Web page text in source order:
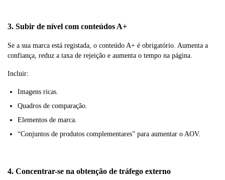
3. Subir de nível com conteúdos A+
Se a sua marca está registada, o conteúdo A+ é obrigatório. Aumenta a
confiança, reduz a taxa de rejeição e aumenta o tempo na página.
Incluir:
Imagens ricas.
Quadros de comparação.
Elementos de marca.
“Conjuntos de produtos complementares” para aumentar o AOV.
4. Concentrar-se na obtenção de tráfego externo